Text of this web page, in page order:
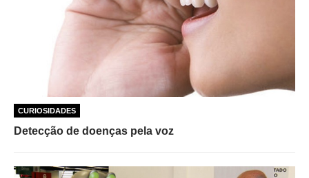
CURIOSIDADES
Detecção de doenças pela voz